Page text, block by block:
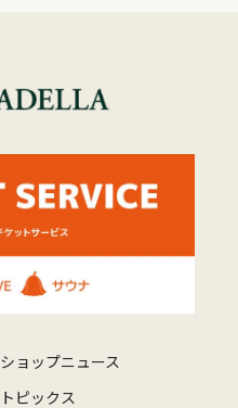
ショップニュース
トピックス